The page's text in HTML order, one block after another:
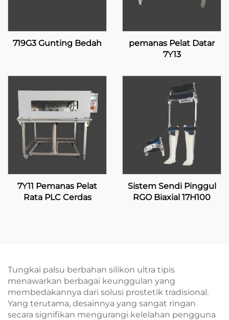
719G3 Gunting Bedah
pemanas Pelat Datar
7Y13
7Y11 Pemanas Pelat
Rata PLC Cerdas
Sistem Sendi Pinggul
RGO Biaxial 17H100
Tungkai palsu berbahan silikon ultra tipis
menawarkan berbagai keunggulan yang
membedakannya dari solusi prostetik tradisional.
Yang terutama, desainnya yang sangat ringan
secara signifikan mengurangi kelelahan pengguna